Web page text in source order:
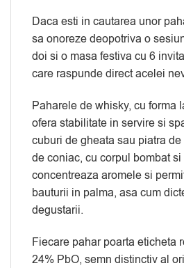
Daca esti in cautarea unor
sa onoreze deopotriva o
doi si o masa festiva cu 6
care raspunde direct acelei
Paharele de whisky, cu forma
ofera stabilitate in servire si
cuburi de gheata sau piatra
de coniac, cu corpul bombat
concentreaza aromele si
bauturii in palma, asa cum
degustarii.
Fiecare pahar poarta eticheta
24% PbO, semn distinctiv al